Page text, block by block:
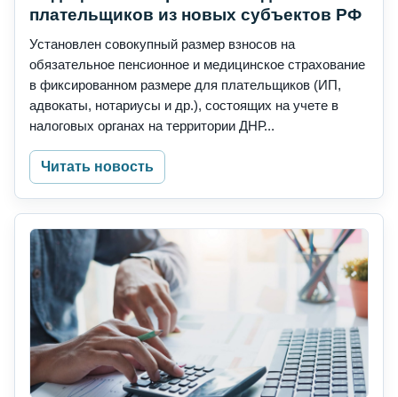
плательщиков из новых субъектов РФ
Установлен совокупный размер взносов на
обязательное пенсионное и медицинское страхование
в фиксированном размере для плательщиков (ИП,
адвокаты, нотариусы и др.), состоящих на учете в
налоговых органах на территории ДНР...
Читать новость